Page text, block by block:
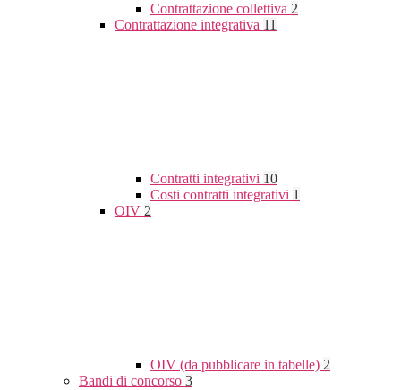
Contrattazione collettiva 2
Contrattazione integrativa 11
Contratti integrativi 10
Costi contratti integrativi 1
OIV 2
OIV (da pubblicare in tabelle) 2
Bandi di concorso 3